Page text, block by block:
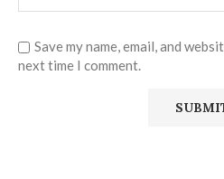
Save my name, email, and
next time I comment.